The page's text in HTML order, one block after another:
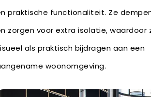
praktische functionaliteit. Ze
zorgen voor extra isolatie, waardoor
als praktisch bijdragen aan een
woonomgeving.